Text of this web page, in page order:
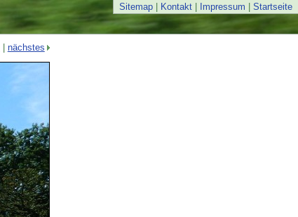
Sitemap Kontakt Impressum Startseite
nächstes